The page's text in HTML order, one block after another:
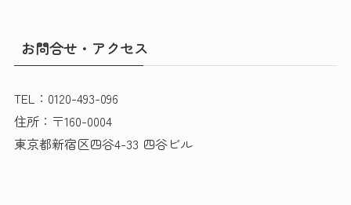
お問合せ・アクセス
TEL：0120-493-096
住所：〒160-0004
東京都新宿区四谷4-33 四谷ビル